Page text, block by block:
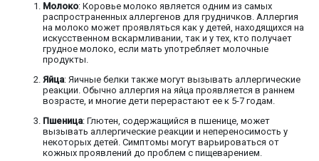
Молоко: Коровье молоко является одним из самых
распространенных аллергенов для грудничков. Аллергия
на молоко может проявляться как у детей, находящихся на
искусственном вскармливании, так и у тех, кто получает
грудное молоко, если мать употребляет молочные
продукты.
Яйца: Яичные белки также могут вызывать аллергические
реакции. Обычно аллергия на яйца проявляется в раннем
возрасте, и многие дети перерастают ее к 5-7 годам.
Пшеница: Глютен, содержащийся в пшенице, может
вызывать аллергические реакции и непереносимость у
некоторых детей. Симптомы могут варьироваться от
кожных проявлений до проблем с пищеварением.